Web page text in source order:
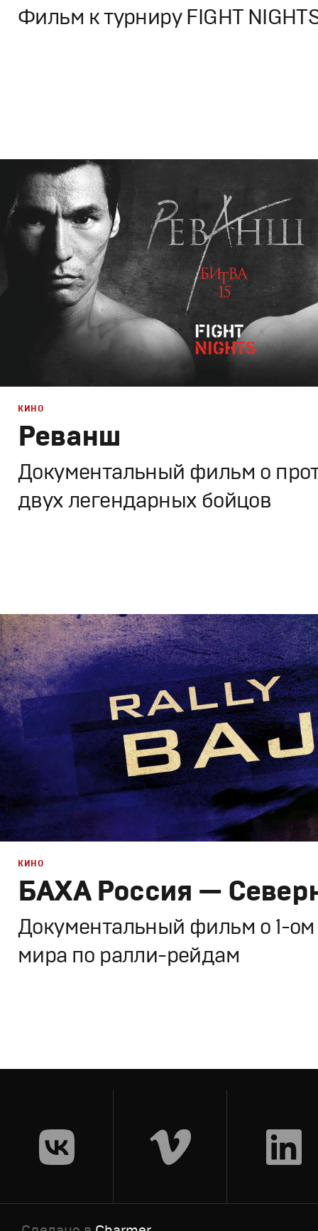
Фильм к турниру FIGHT
ТВ-Шоу,
Спортивный брендинг Промо,Cпортивное
Реванш
Документальный фильм о
двух легендарных бойцов
Брендинг,ТВ-Шоу,Кино
Спортивный брендинг,Промо,Cпортивное
КИНО
БАХА Россия —
Документальный фильм о 1-ом
мира по ралли-рейдам
КИНО